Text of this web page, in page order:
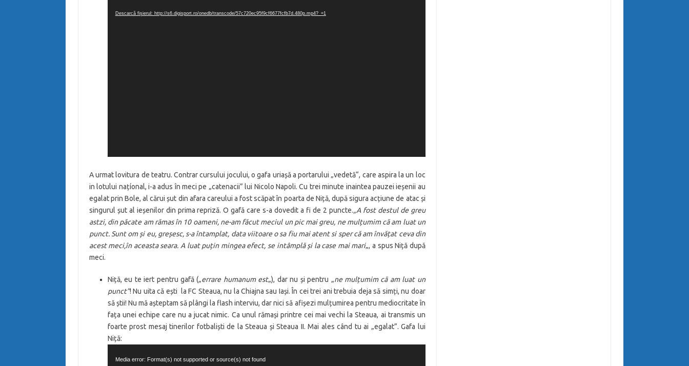
Descarcă fișierul: http://s6.digisport.ro/onedb/transcode/57c720ec95f9cf6677fcfb7d.480p.mp4?_=1
A urmat lovitura de teatru. Contrar cursului jocului, o gafa uriașă a portarului „vedetă“, care aspira la un loc
in lotului națíonal, i-a adus în meci pe „catenacii” lui Nicolo Napoli. Cu trei minute inaintea pauzei ieșenii au
egalat prin Bole, al cărui șut din afara careului a fost scăpat în poarta de Niță, după sigura acțiune de atac și
singurul șut al ieșenilor din prima repriză. O gafă care s-a dovedit a fi de 2 puncte.„A fost destul de greu
astzi, din păcate am rămas în 10 oameni, ne-am făcut meciul un pic mai greu, ne mulțumim că am luat un
punct. Sunt om și eu, greșesc, s-a întamplat, data viitoare o sa fiu mai atent si sper că am învățat ceva din
acest meci,în aceasta seara. A luat puțin mingea efect, se intâmplă și la case mai mari„, a spus Niță după
meci.
Niță, eu te iert pentru gafă („errare humanum est„), dar nu și pentru „ne mulțumim că am luat un
punct”! Nu uita că ești la FC Steaua, nu la Chiajna sau Iași. În cei trei ani trebuia deja să simți, nu doar
să știi! Nu mă așteptam să plângi la flash interviu, dar nici să afișezi mulțumirea pentru mediocritate în
fața unei echipe care nu a jucat nimic. Ca unul rămași printre cei mai vechi la Steaua, ai transmis un
foarte prost mesaj tinerilor fotbaliști de la Steaua și Steaua II. Mai ales când tu ai „egalat”. Gafa lui
Niță:
video
Media error: Format(s) not supported or source(s) not found